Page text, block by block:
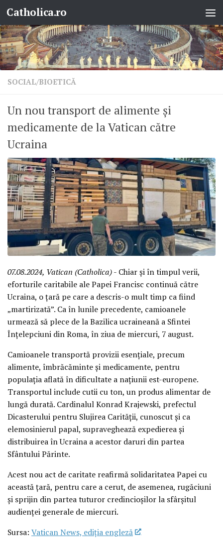
Skip to content
Catholica.ro
SOCIAL/BIOETICĂ
Un nou transport de alimente și
medicamente de la Vatican către
Ucraina
07.08.2024, Vatican (Catholica)- Chiar și în timpul verii,
eforturile caritabile ale Papei Francisc continuă către
Ucraina, o țară pe care a descris-o mult timp ca fiind
„martirizată”. Ca în lunile precedente, camioanele
urmează să plece de la Bazilica ucraineană a Sfintei
Înțelepciuni din Roma, în ziua de miercuri, 7 august.
Camioanele transportă provizii esențiale, precum
alimente, îmbrăcăminte și medicamente, pentru
populația aflată în dificultate a națiunii est-europene.
Transportul include cutii cu ton, un produs alimentar de
lungă durată. Cardinalul Konrad Krajewski, prefectul
Dicasterului pentru Slujirea Carității, cunoscut și ca
elemosinierul papal, supraveghează expedierea și
distribuirea în Ucraina a acestor daruri din partea
Sfântului Părinte.
Acest nou act de caritate reafirmă solidaritatea Papei cu
această țară, pentru care a cerut, de asemenea, rugăciuni
și sprijin din partea tuturor credincioșilor la sfârșitul
audienței generale de miercuri.
Sursa: Vatican News, ediția engleză